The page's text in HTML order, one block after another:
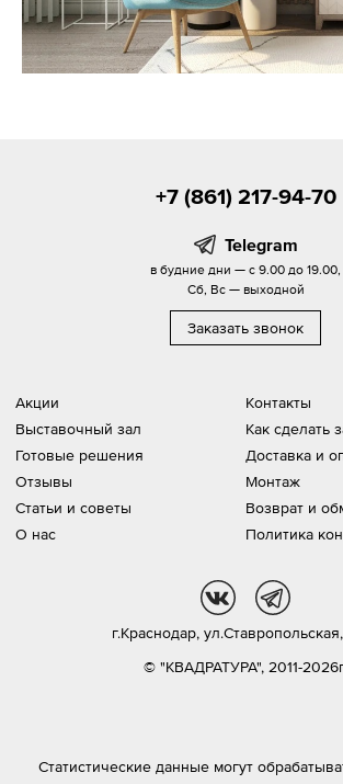
Акции
Выставочный зал
Готовые решения
Отзывы
Статьи и советы
О нас
Контакты
Как сделать
Доставка и
Монтаж
Возврат и
Политика
+7 (861) 217-94-70
Telegram
в будние дни — с 9.00 до 19.00,
Сб, Вс — выходной
Заказать звонок
© "КВАДРАТУРА", 2011-
г.Краснодар, vk
Статистические данные могут